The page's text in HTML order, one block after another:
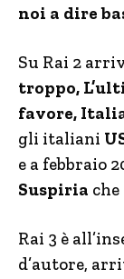
noi a dire
Su Rai 2
troppo,
favore,
gli italiani
e a febbraio
Suspiria
Rai 3 è
d’autore,